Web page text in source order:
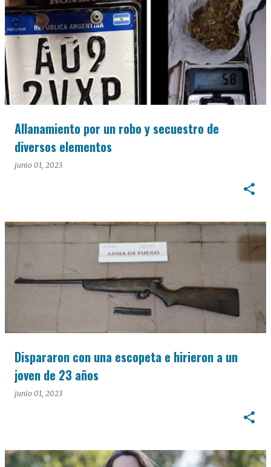
Allanamiento por un robo y secuestro de
diversos elementos
junio 01, 2023
Dispararon con una escopeta e hirieron a un
joven de 23 años
junio 01, 2023